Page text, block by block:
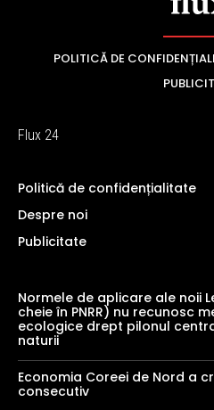
POLITICĂ DE
Flux 24
Politică de confidențialitate
Despre noi
Publicitate
Normele de aplicare ale noii
cheie în PNRR) nu recunosc
ecologice drept pilonul
naturii
Economia Coreei de Nord a
consecutiv